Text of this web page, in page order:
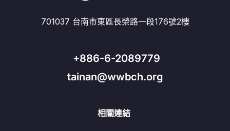
701037 台南市東區長榮路一段176號2樓
+886-6-2089779
tainan@wwbch.org
相關連結